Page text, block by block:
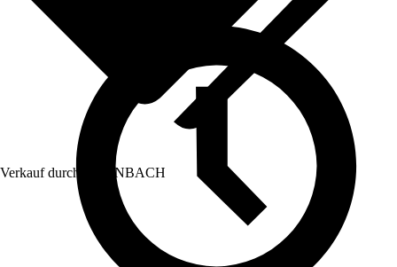
Verkauf durch: HORNBACH